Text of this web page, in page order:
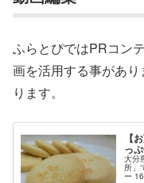
ふらとぴではPRコン
画を活用する事があ
ります。
【
っ
大分
所」
ー